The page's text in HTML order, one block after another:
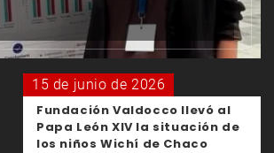
15 de junio de 2026
Fundación Valdocco llevó al
Papa León XIV la situación de
los niños Wichí de Chaco